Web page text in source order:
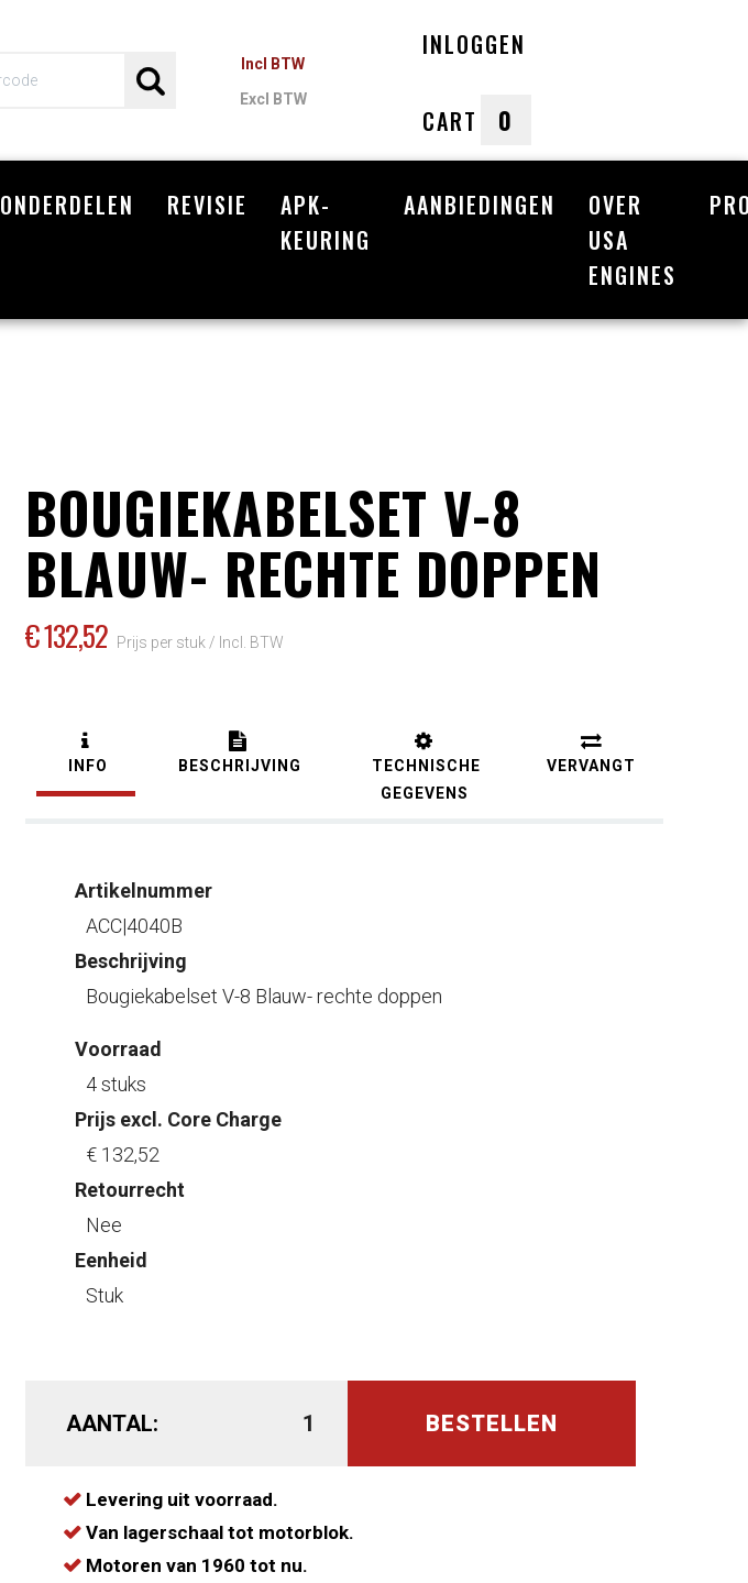
Incl BTW
Excl BTW
INLOGGEN
CART 0
Winkelwagen
ONDERDELEN REVISIE
APK-
KEURING
AANBIEDINGEN
OVER
USA
ENGINES
BOUGIEKABELSET V-8
BLAUW- RECHTE DOPPEN
€ 132,52 Prijs per stuk / Incl. BTW
INFO BESCHRIJVING
TECHNISCHE
GEGEVENS
VERVANGT
Artikelnummer
ACC|4040B
Beschrijving
Bougiekabelset V-8 Blauw- rechte doppen
Voorraad
4 stuks
Prijs excl. Core Charge
€ 132,52
Retourrecht
Nee
Eenheid
Stuk
AANTAL: BESTELLEN
Levering uit voorraad.
Van lagerschaal tot motorblok.
Motoren van 1960 tot nu.